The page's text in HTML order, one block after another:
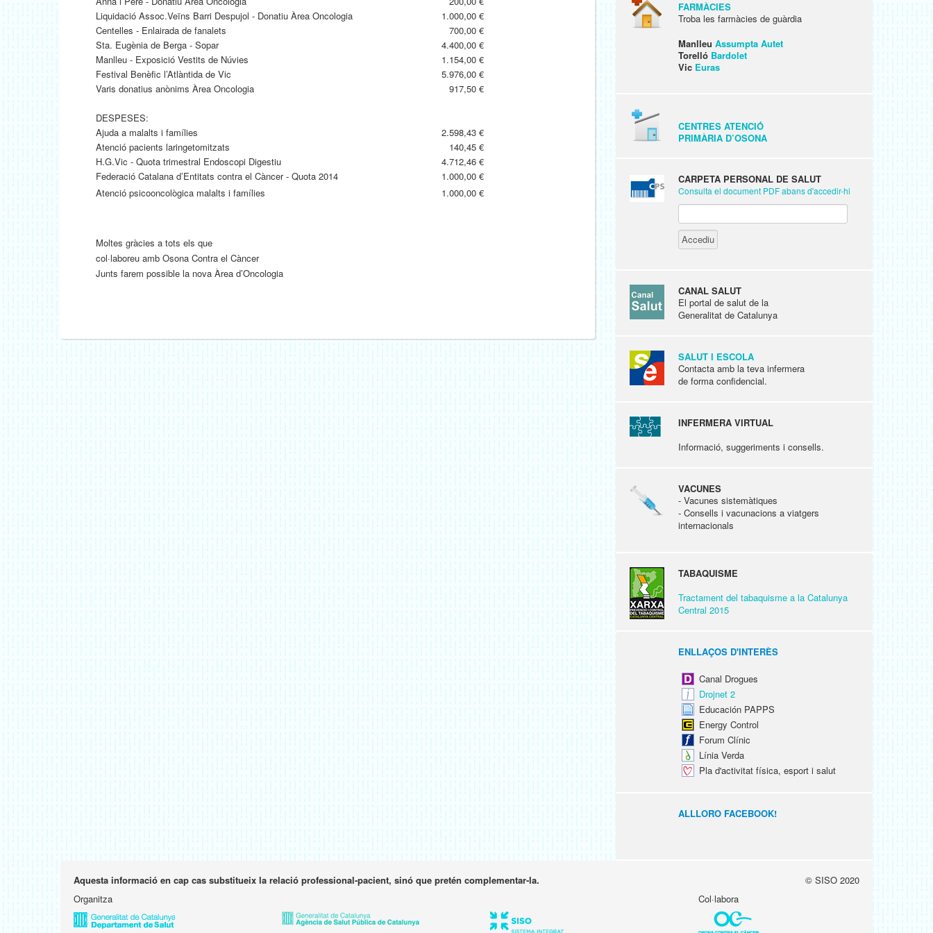
Liquidació Assoc.Veïns Barri Despujol - Donatiu Àrea Oncologia
1.000,00 €
Centelles - Enlairada de fanalets
700,00 €
Sta. Eugènia de Berga - Sopar
4.400,00 €
Manlleu - Exposició Vestits de Núvies
1.154,00 €
Festival Benèfic l’Atlàntida de Vic
5.976,00 €
Varis donatius anònims Àrea Oncologia
917,50 €
DESPESES:
Ajuda a malalts i famílies
2.598,43 €
Atenció pacients laringetomitzats
140,45 €
H.G.Vic - Quota trimestral Endoscopi Digestiu
4.712,46 €
Federació Catalana d’Entitats contra el Càncer - Quota 2014
1.000,00 €
Atenció psicooncològica malalts i famílies
1.000,00 €
Moltes gràcies a tots els que
col·laboreu amb Osona Contra el Càncer
Junts farem possible la nova Àrea d’Oncologia
FARMÀCIES
Troba les farmàcies de guàrdia
Manlleu Assumpta Autet
Torelló Bardolet
Vic Euras
CENTRES ATENCIÓ
PRIMÀRIA D’OSONA
CARPETA PERSONAL DE SALUT
Consulta el document PDF abans d'accedir-hi
CANAL SALUT
El portal de salut de la
Generalitat de Catalunya
SALUT I ESCOLA
Contacta amb la teva infermera
de forma confidencial.
INFERMERA VIRTUAL
Informació, suggeriments i consells.
VACUNES
- Vacunes sistemàtiques
- Consells i vacunacions a viatgers
internacionals
TABAQUISME
Tractament del tabaquisme a la Catalunya
Central 2015
ENLLAÇOS D'INTERÈS
Canal Drogues
Drojnet 2
Educación PAPPS
Energy Control
Forum Clínic
Línia Verda
Pla d'activitat física, esport i salut
ALLLORO FACEBOOK!
Aquesta informació en cap cas substitueix la relació professional-pacient, sinó que pretén complementar-la.
© SISO 2020
Organitza
Col·labora